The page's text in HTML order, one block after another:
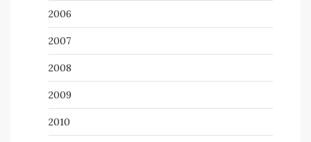
2006
2007
2008
2009
2010